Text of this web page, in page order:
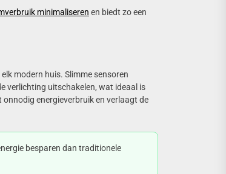
minimaliseren en biedt zo een
modern huis. Slimme sensoren
verlichting uitschakelen, wat ideaal is
energieverbruik en verlaagt de
besparen dan traditionele